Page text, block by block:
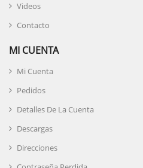
Videos
Contacto
MI CUENTA
Mi Cuenta
Pedidos
Detalles De La Cuenta
Descargas
Direcciones